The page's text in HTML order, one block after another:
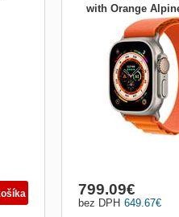
with Orange
mnhh3cs/a
Apple Watch Ultra
Sportovní chytré
Ultra nabízí stále
dotykový displej se
safírového krystalu .
pak je vyrobeno z let...
649.67€
bez DPH
799.09€